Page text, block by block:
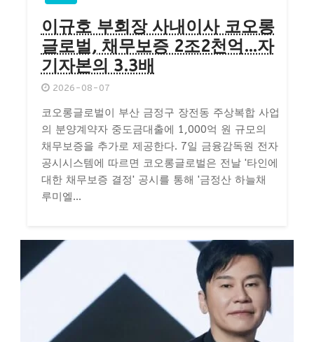
이규호 부회장 사내이사 코오롱
글로벌, 채무보증 2조2천억…자
기자본의 3.3배
2026-08-07
코오롱글로벌이 부산 금정구 장전동 주상복합 사업
의 분양계약자 중도금대출에 1,000억 원 규모의
채무보증을 추가로 제공한다. 7일 금융감독원 전자
공시시스템에 따르면 코오롱글로벌은 전날 '타인에
대한 채무보증 결정' 공시를 통해 '금정산 하늘채
루미엘...